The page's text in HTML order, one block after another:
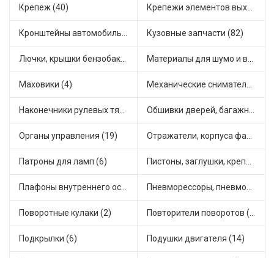
Крепеж (40) Крепежи элементов выхлопной системы (5)
Кронштейны автомобильные (4) Кузовные запчасти (82)
Лючки, крышки бензобака (6) Материалы для шумо и виброизоляции (1)
Маховики (4) Механические сниматели (1)
Наконечники рулевых тяг (30) Обшивки дверей, багажника, потолков, накладки салона (36)
Органы управления (19) Отражатели, корпуса фар и фонарей (1)
Патроны для ламп (6) Пистоны, заглушки, крепежные элементы (12)
Плафоны внутреннего освещения (1) Пневморессоры, пневмоподушки (1)
Поворотные кулаки (2) Повторители поворотов (10)
Подкрылки (6) Подушки двигателя (14)